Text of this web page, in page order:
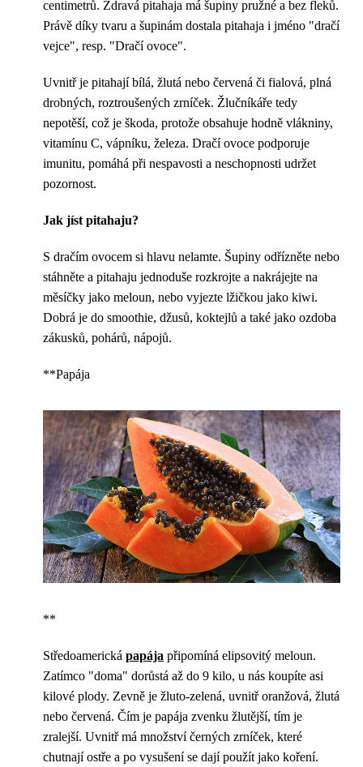
centimetrů. Zdravá pitahaja má šupiny pružné a bez fleků.
Právě díky tvaru a šupinám dostala pitahaja i jméno "dračí
vejce", resp. "Dračí ovoce".
Uvnitř je pitahají bílá, žlutá nebo červená či fialová, plná
drobných, roztroušených zrníček. Žlučníkáře tedy
nepotěší, což je škoda, protože obsahuje hodně vlákniny,
vitamínu C, vápníku, železa. Dračí ovoce podporuje
imunitu, pomáhá při nespavosti a neschopnosti udržet
pozornost.
Jak jíst pitahaju?
S dračím ovocem si hlavu nelamte. Šupiny odřízněte nebo
stáhněte a pitahaju jednoduše rozkrojte a nakrájejte na
měsíčky jako meloun, nebo vyjezte lžičkou jako kiwi.
Dobrá je do smoothie, džusů, koktejlů a také jako ozdoba
zákusků, pohárů, nápojů.
**Papája
**
Středoamerická papája připomíná elipsovitý meloun.
Zatímco "doma" dorůstá až do 9 kilo, u nás koupíte asi
kilové plody. Zevně je žluto-zelená, uvnitř oranžová, žlutá
nebo červená. Čím je papája zvenku žlutější, tím je
zralejší. Uvnitř má množství černých zrníček, které
chutnají ostře a po vysušení se dají použít jako koření.